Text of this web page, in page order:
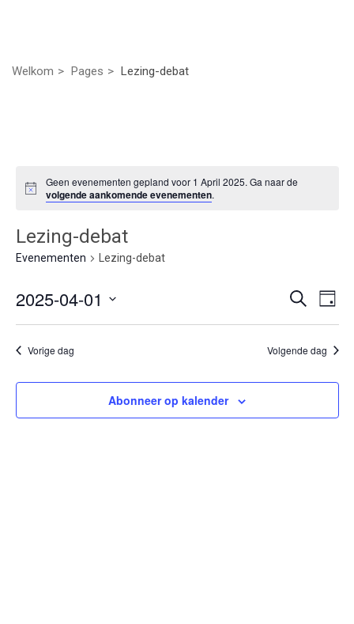
Welkom Pages Lezing-debat
Geen evenementen gepland voor 1 April 2025. Ga naar de
volgende aankomende evenementen.
Lezing-debat
Evenementen Lezing-debat
en
Zoeken
Dag
2025-04-01
datum.
Vorige dag Volgende dag
Abonneer op kalender